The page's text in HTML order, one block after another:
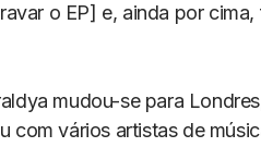
o EP] e, ainda por
mudou-se para
com vários artistas de